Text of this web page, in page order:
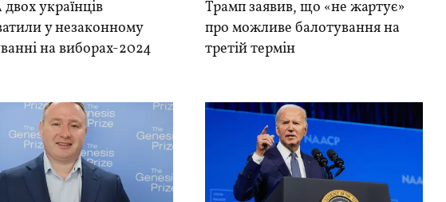
українців
у незаконному
на виборах-2024
Трамп заявив, що «не жартує»
про можливе балотування на
третій термін